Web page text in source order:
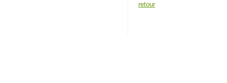
retour